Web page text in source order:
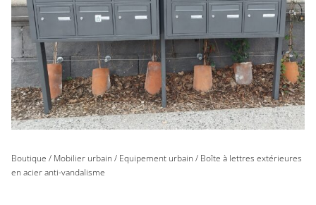
Boutique / Mobilier urbain / Equipement urbain / Boîte à lettres extérieures
en acier anti-vandalisme